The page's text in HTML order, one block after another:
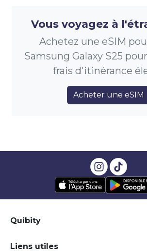
Vous voyagez à
Achetez une eSIM
Samsung Galaxy S25
frais d'itinérance
Acheter une eSIM
Quibity
Liens utiles